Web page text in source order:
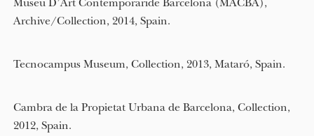
Museu D’Art Contemporaride Barcelona (MACBA),
Archive/Collection, 2014, Spain.
Tecnocampus Museum, Collection, 2013, Mataró, Spain.
Cambra de la Propietat Urbana de Barcelona, Collection,
2012, Spain.